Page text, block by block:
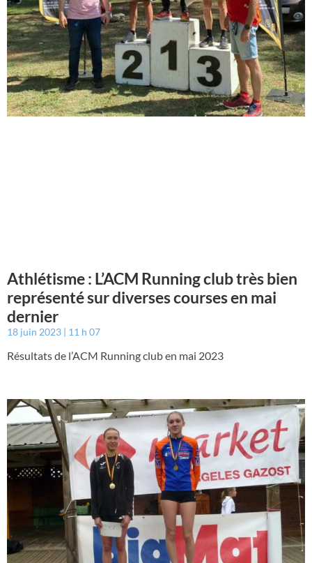
Athlétisme : L’ACM Running club très bien
représenté sur diverses courses en mai
dernier
18 juin 2023 11 h 07
Résultats de l’ACM Running club en mai 2023